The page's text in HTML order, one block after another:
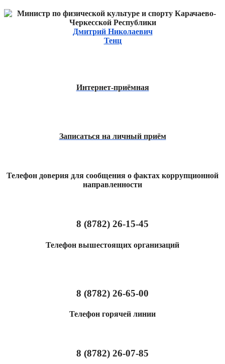
Дмитрий Николаевич
Тенц
Интернет-приёмная
Записаться на личный приём
Телефон доверия для сообщения о фактах коррупционной
направленности
8 (8782) 26-15-45
Телефон вышестоящих организаций
8 (8782) 26-65-00
Телефон горячей линии
8 (8782) 26-07-85